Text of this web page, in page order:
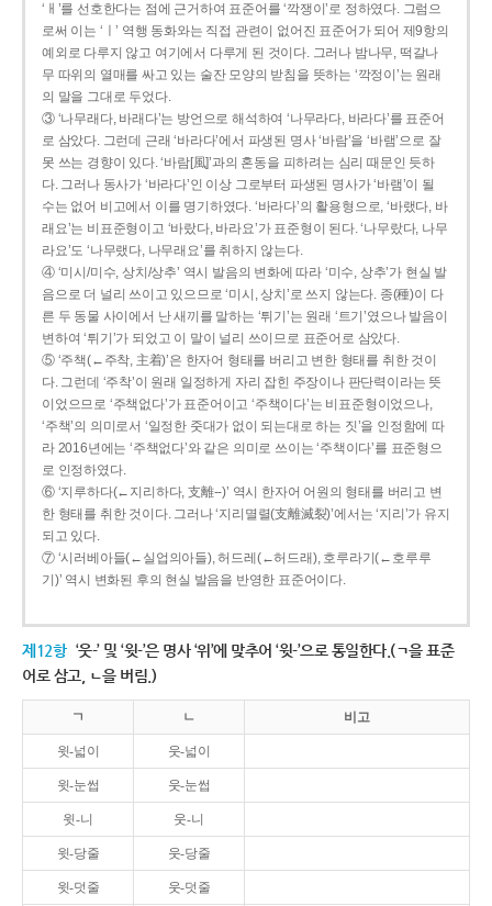
‘ㅐ’를 선호한다는 점에 근거하여 표준어를 ‘깍쟁이’로 정하였다. 그럼으
로써 이는 ‘ㅣ’ 역행 동화와는 직접 관련이 없어진 표준어가 되어 제9항의
예외로 다루지 않고 여기에서 다루게 된 것이다. 그러나 밤나무, 떡갈나
무 따위의 열매를 싸고 있는 술잔 모양의 받침을 뜻하는 ‘깍정이’는 원래
의 말을 그대로 두었다.
③ ‘나무래다, 바래다’는 방언으로 해석하여 ‘나무라다, 바라다’를 표준어
로 삼았다. 그런데 근래 ‘바라다’에서 파생된 명사 ‘바람’을 ‘바램’으로 잘
못 쓰는 경향이 있다. ‘바람[風]’과의 혼동을 피하려는 심리 때문인 듯하
다. 그러나 동사가 ‘바라다’인 이상 그로부터 파생된 명사가 ‘바램’이 될
수는 없어 비고에서 이를 명기하였다. ‘바라다’의 활용형으로, ‘바랬다, 바
래요’는 비표준형이고 ‘바랐다, 바라요’가 표준형이 된다. ‘나무랐다, 나무
라요’도 ‘나무랬다, 나무래요’를 취하지 않는다.
④ ‘미시/미수, 상치/상추’ 역시 발음의 변화에 따라 ‘미수, 상추’가 현실 발
음으로 더 널리 쓰이고 있으므로 ‘미시, 상치’로 쓰지 않는다. 종(種)이 다
른 두 동물 사이에서 난 새끼를 말하는 ‘튀기’는 원래 ‘트기’였으나 발음이
변하여 ‘튀기’가 되었고 이 말이 널리 쓰이므로 표준어로 삼았다.
⑤ ‘주책(←주착, 主着)’은 한자어 형태를 버리고 변한 형태를 취한 것이
다. 그런데 ‘주착’이 원래 일정하게 자리 잡힌 주장이나 판단력이라는 뜻
이었으므로 ‘주책없다’가 표준어이고 ‘주책이다’는 비표준형이었으나,
‘주책’의 의미로서 ‘일정한 줏대가 없이 되는대로 하는 짓’을 인정함에 따
라 2016년에는 ‘주책없다’와 같은 의미로 쓰이는 ‘주책이다’를 표준형으
로 인정하였다.
⑥ ‘지루하다(←지리하다, 支離--)’ 역시 한자어 어원의 형태를 버리고 변
한 형태를 취한 것이다. 그러나 ‘지리멸렬(支離滅裂)’에서는 ‘지리’가 유지
되고 있다.
⑦ ‘시러베아들(←실업의아들), 허드레(←허드래), 호루라기(←호루루
기)’ 역시 변화된 후의 현실 발음을 반영한 표준어이다.
제12항 ‘웃-’ 및 ‘윗-’은 명사 ‘위’에 맞추어 ‘윗-’으로 통일한다.(ㄱ을 표준
어로 삼고, ㄴ을 버림.)
ㄱ ㄴ 비고
윗-넓이 웃-넓이
윗-눈썹 웃-눈썹
윗-니 웃-니
윗-당줄 웃-당줄
윗-덧줄 웃-덧줄